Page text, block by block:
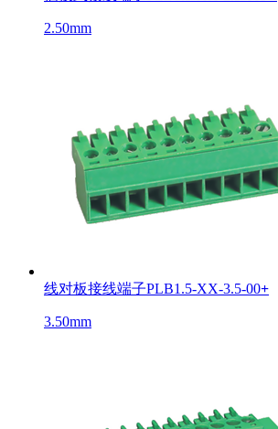
2.50mm
线对板接线端子PLB1.5-XX-3.5-00+
3.50mm